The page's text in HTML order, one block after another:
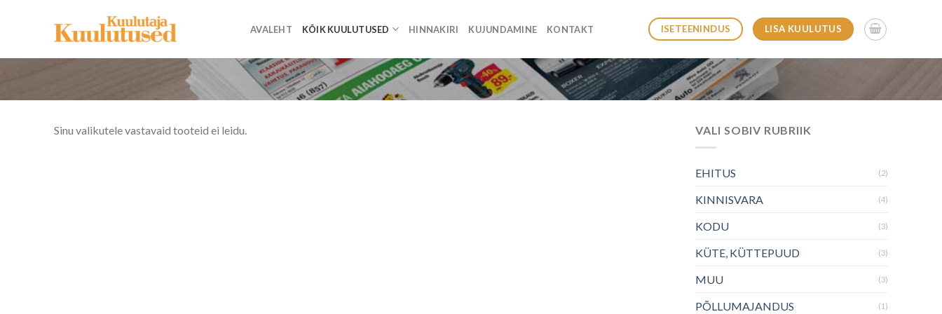
AVALEHT KÕIK KUULUTUSED HINNAKIRI KUJUNDAMINE KONTAKT ISETEENINDUS LISA KUULUTUS
Sinu valikutele vastavaid tooteid ei leidu. VALI SOBIV RUBRIIK
EHITUS (2)
KINNISVARA (4)
KODU (3)
KÜTE, KÜTTEPUUD (3)
MUU (3)
PÕLLUMAJANDUS (1)